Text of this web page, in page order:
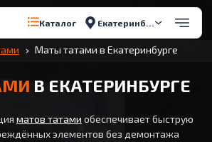
Каталог Екатеринбург
Маты татами в Екатеринбурге
В ЕКАТЕРИНБУРГЕ
матов татами обеспечивает быструю
элементов без демонтажа